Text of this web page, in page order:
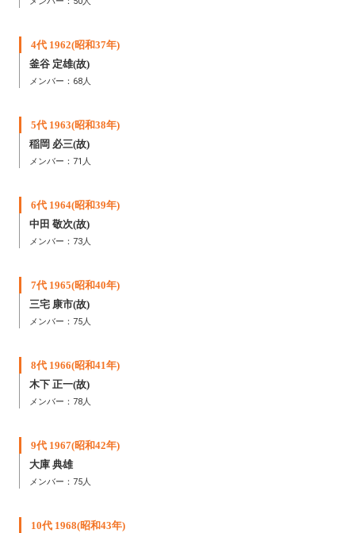
4代 1962(昭和37年)
釜谷 定雄(故)
メンバー：68人
5代 1963(昭和38年)
稲岡 必三(故)
メンバー：71人
6代 1964(昭和39年)
中田 敬次(故)
メンバー：73人
7代 1965(昭和40年)
三宅 康市(故)
メンバー：75人
8代 1966(昭和41年)
木下 正一(故)
メンバー：78人
9代 1967(昭和42年)
大庫 典雄
メンバー：75人
10代 1968(昭和43年)